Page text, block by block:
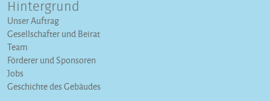
Hintergrund
Unser Auftrag
Gesellschafter und Beirat
Team
Förderer und Sponsoren
Jobs
Geschichte des Gebäudes